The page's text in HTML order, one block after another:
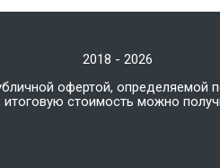
2018 - 2026
офертой,
стоимость можно